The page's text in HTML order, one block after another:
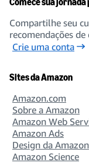
Compartilhe seu
recomendações
Crie uma conta
Sites da Amazon
Amazon.com
Sobre a Amazon
Amazon Web
Amazon Ads
Design da Amazon
Amazon Science